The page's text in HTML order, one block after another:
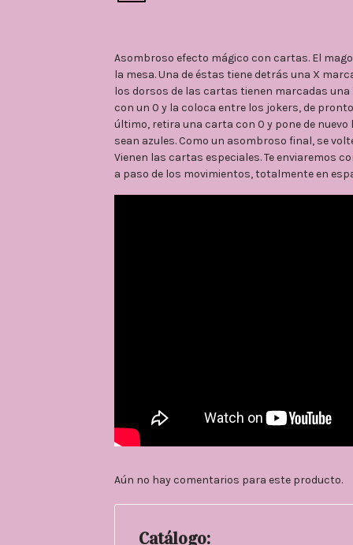
Asombroso efecto mágico con cartas. El
la mesa. Una de éstas tiene detrás una X
los dorsos de las cartas tienen marcadas una
con un 0 y la coloca entre los jokers, de
último, retira una carta con 0 y pone de
sean azules. Como un asombroso final, se
Vienen las cartas especiales. Te enviaremos
a paso de los movimientos, totalmente en
Aún no hay comentarios para este producto.
Catálogo: